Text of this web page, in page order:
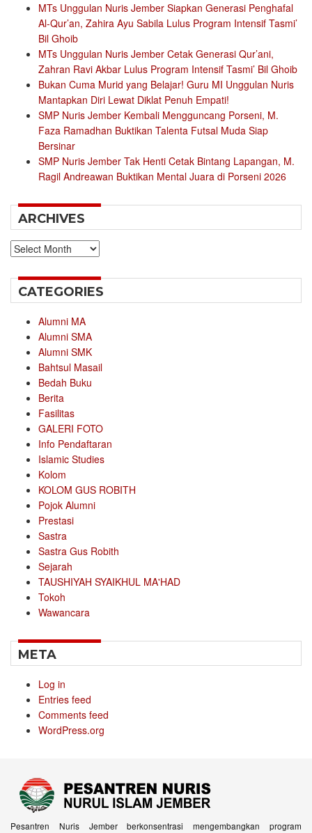
MTs Unggulan Nuris Jember Siapkan Generasi Penghafal
Al-Qur’an, Zahira Ayu Sabila Lulus Program Intensif Tasmi’
Bil Ghoib
MTs Unggulan Nuris Jember Cetak Generasi Qur’ani,
Zahran Ravi Akbar Lulus Program Intensif Tasmi’ Bil Ghoib
Bukan Cuma Murid yang Belajar! Guru MI Unggulan Nuris
Mantapkan Diri Lewat Diklat Penuh Empati!
SMP Nuris Jember Kembali Mengguncang Porseni, M.
Faza Ramadhan Buktikan Talenta Futsal Muda Siap
Bersinar
SMP Nuris Jember Tak Henti Cetak Bintang Lapangan, M.
Ragil Andreawan Buktikan Mental Juara di Porseni 2026
ARCHIVES
Archives
CATEGORIES
Alumni MA
Alumni SMA
Alumni SMK
Bahtsul Masail
Bedah Buku
Berita
Fasilitas
GALERI FOTO
Info Pendaftaran
Islamic Studies
Kolom
KOLOM GUS ROBITH
Pojok Alumni
Prestasi
Sastra
Sastra Gus Robith
Sejarah
TAUSHIYAH SYAIKHUL MA'HAD
Tokoh
Wawancara
META
Log in
Entries feed
Comments feed
WordPress.org
Pesantren Nuris Jember berkonsentrasi mengembangkan program